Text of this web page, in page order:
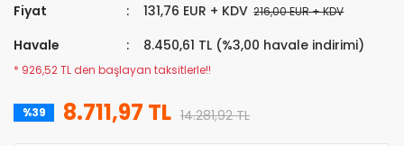
Fiyat
131,76 EUR + KDV 216,00 EUR + KDV
Havale 8.450,61 TL (%3,00 havale indirimi)
* 926,52 TL den başlayan taksitlerle!!
%39 8.711,97 TL 14.281,92 TL